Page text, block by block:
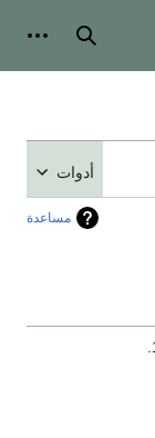
بحث
أدوات
مساعدة